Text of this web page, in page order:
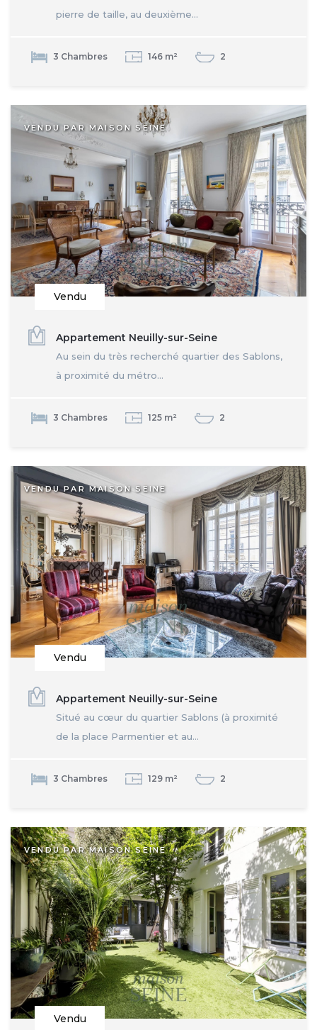
pierre de taille, au deuxième...
3 Chambres 146 m² 2
VENDU PAR MAISON SEINE
Vendu
Appartement Neuilly-sur-Seine
Au sein du très recherché quartier des Sablons,
à proximité du métro...
3 Chambres 125 m² 2
VENDU PAR MAISON SEINE
Vendu
Appartement Neuilly-sur-Seine
Situé au cœur du quartier Sablons (à proximité
de la place Parmentier et au...
3 Chambres 129 m² 2
VENDU PAR MAISON SEINE
Vendu